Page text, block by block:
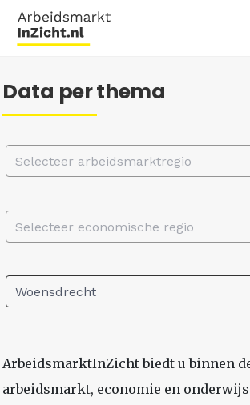
Data per thema
Selecteer arbeidsmarktregio
Selecteer economische regio
Woensdrecht
ArbeidsmarktInZicht biedt u binnen
arbeidsmarkt, economie en